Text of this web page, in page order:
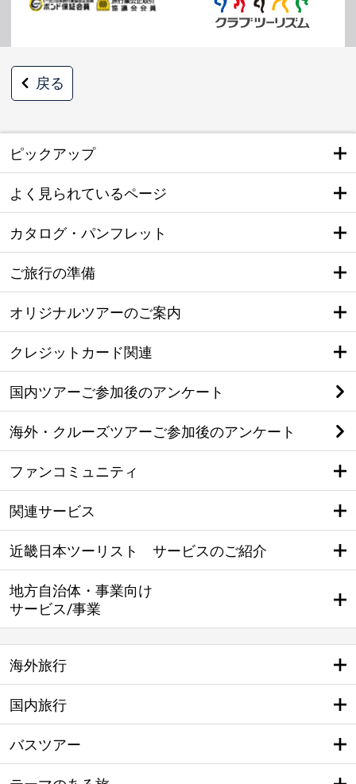
戻る
ピックアップ
よく見られているページ
カタログ・パンフレット
ご旅行の準備
オリジナルツアーのご案内
クレジットカード関連
国内ツアーご参加後のアンケート
海外・クルーズツアーご参加後のアンケート
ファンコミュニティ
関連サービス
近畿日本ツーリスト サービスのご紹介
地方自治体・事業向け
サービス/事業
海外旅行
国内旅行
バスツアー